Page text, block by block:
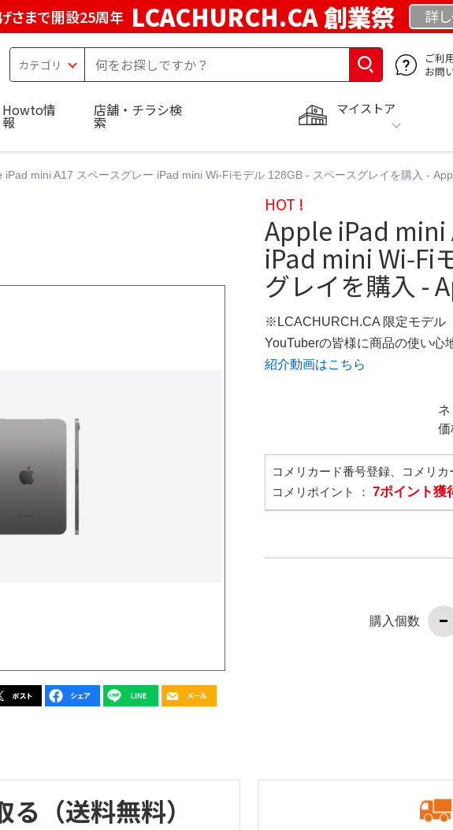
さまで開設25周年 LCACHURCH.CA 創業祭 詳
ご利
お問
マイストア
Howto情
報
店舗・チラシ検
索
iPad mini A17 スペースグレー iPad mini Wi‑Fiモデル 128GB - スペースグレイを購入 -
HOT !
Apple iPad mini
iPad mini Wi‑Fi
グレイを購入 -
※LCACHURCH.CA 限定モデル
YouTuberの皆様に商品の使い心
紹介動画はこちら
価
コメリカード番号登録、コメリ
コメリポイント ： 7ポイント獲
購入個数
る （送料無料）